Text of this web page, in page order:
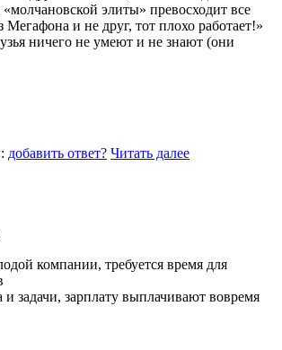
«молчановской элиты» превосходит все
и не друг, тот плохо работает!»
ничего не умеют и не знают (они
добавить ответ? Читать далее
компании, требуется время для
и задачи, зарплату выплачивают вовремя